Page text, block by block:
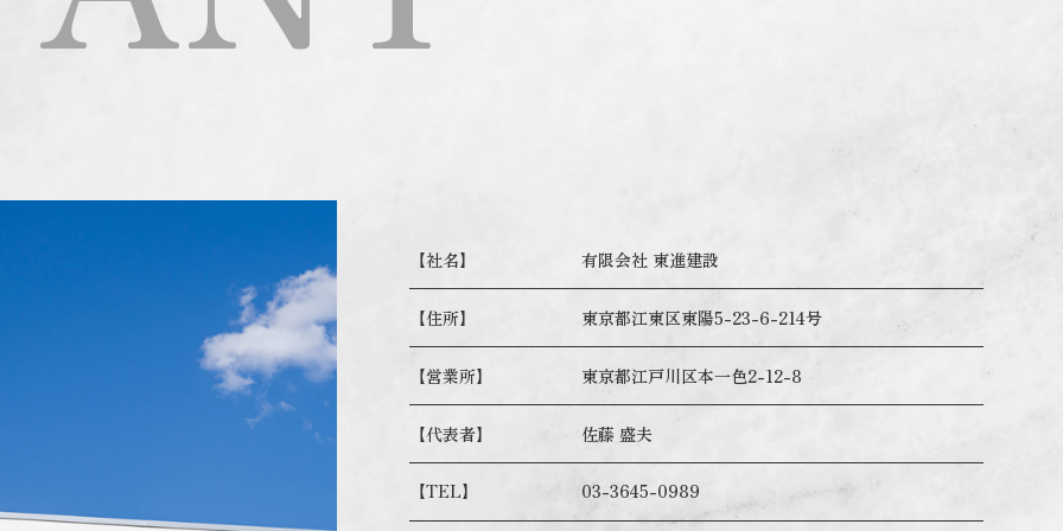
【社名】 有限会社 東進建設
【住所】 東京都江東区東陽5-23-6-214号
【営業所】 東京都江戸川区本一色2-12-8
【代表者】 佐藤 盛夫
【TEL】 03-3645-0989